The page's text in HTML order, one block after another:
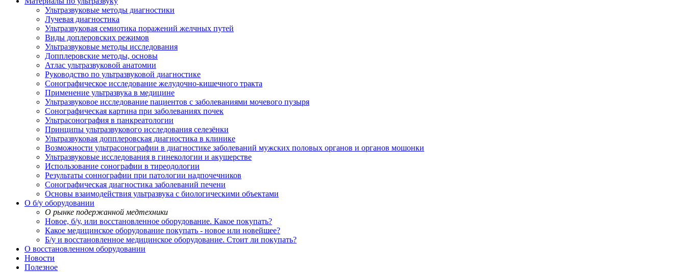
Ультразвуковые методы диагностики
Лучевая диагностика
Ультразвуковая семиотика поражений желчных путей
Виды доплеровских режимов
Ультразвуковые методы исследования
Допплеровские методы, основы
Атлас ультразвуковой анатомии
Руководство по ультразвуковой диагностике
Сонографическое исследование желудочно-кишечного тракта
Применение ультразвука в медицине
Ультразвуковое исследование пациентов с заболеваниями мочевого пузыря
Сонографическая картина при заболеваниях почек
Ультрасонография в панкреатологии
Принципы ультразвукового исследования селезёнки
Ультразвуковая допплеровская диагностика в клинике
Возможности ультрасонографии в диагностике заболеваний мужских половых органов и органов мошонки
Ультразвуковые исследования в гинекологии и акушерстве
Использование сонографии в тиреодологии
Результаты соннографии при патологии надпочечников
Сонографическая диагностика заболеваний печени
Основы взаимодействия ультразвука с биологическими объектами
O б/у оборудовании
О рынке подержанной медтехники
Новое, б/у, или восстановленное оборудование. Какое покупать?
Какое медицинское оборудование покупать - новое или новейшее?
Б/у и восстановленное медицинское оборудование. Стоит ли покупать?
О восстановленном оборудовании
Новости
Полезное